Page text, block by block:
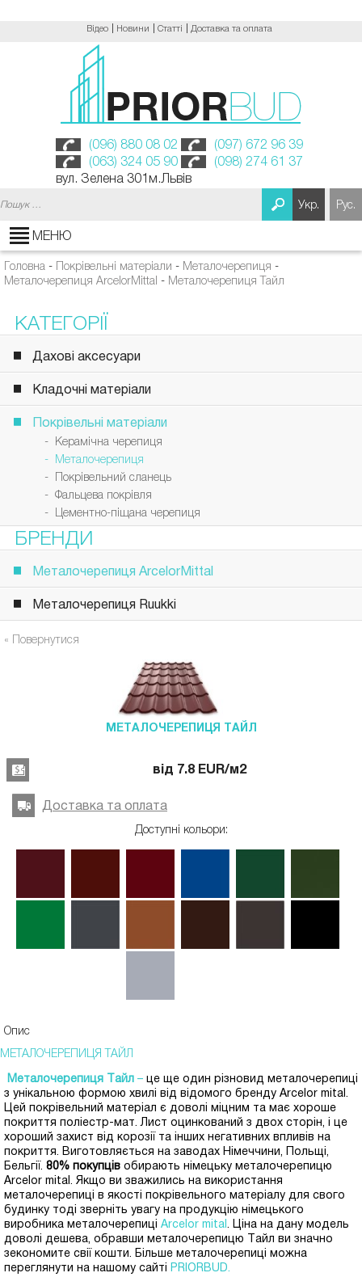
Відео Новини Статті Доставка та оплата
(096) 880 08 02
(097) 672 96 39
(063) 324 05 90
(098) 274 61 37
вул. Зелена 301м.Львів
Укр. Рус.
МЕНЮ
Головна - Покрівельні матеріали - Металочерепиця -
Металочерепиця ArcelorMittal - Металочерепиця Тайл
КАТЕГОРІЇ
Дахові аксесуари
Кладочні матеріали
Покрівельні матеріали
- Керамічна черепиця
- Металочерепиця
- Покрівельний сланець
- Фальцева покрівля
- Цементно-піщана черепиця
БРЕНДИ
Металочерепиця ArcelorMittal
Металочерепиця Ruukki
« Повернутися
МЕТАЛОЧЕРЕПИЦЯ ТАЙЛ
від 7.8 EUR/м2
Доставка та оплата
Доступні кольори:
Опис
МЕТАЛОЧЕРЕПИЦЯ ТАЙЛ
Металочерепиця Тайл – це ще один різновид металочерепиці
з унікальною формою хвилі від відомого бренду Arcelor mital.
Цей покрівельний матеріал є доволі міцним та має хороше
покриття поліестр-мат. Лист оцинкований з двох сторін, і це
хороший захист від корозії та інших негативних впливів на
покриття. Виготовляється на заводах Німеччини, Польщі,
Бельгії. 80% покупців обирають німецьку металочерепицю
Arcelor mital. Якщо ви зважились на використання
металочерепиці в якості покрівельного матеріалу для свого
будинку тоді зверніть увагу на продукцію німецького
виробника металочерепиці Arcelor mital
. Ціна на дану модель
доволі дешева, обравши металочерепицю Тайл ви значно
зекономите свії кошти. Більше металочерепиці можна
переглянути на нашому сайті PRIORBUD